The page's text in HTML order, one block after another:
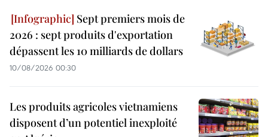
Sept premiers mois de
2026 : sept produits d'exportation
dépassent les 10 milliards de dollars
10/08/2026 00:30
Les produits agricoles vietnamiens
disposent d’un potentiel inexploité